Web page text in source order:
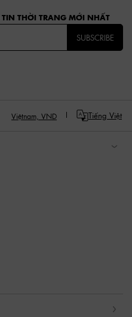
THỜI TRANG MỚI NHẤT
SUBSCRIBE
Việtnam, VND Tiếng Việt